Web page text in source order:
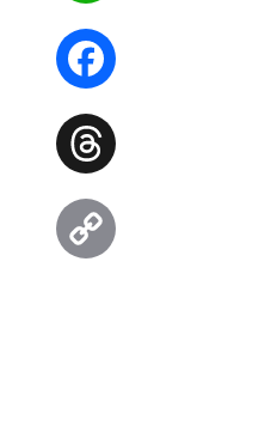
WhatsApp
Facebook
Threads